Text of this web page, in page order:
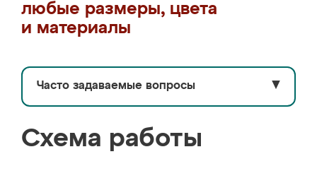
любые размеры, цвета
и материалы
Часто задаваемые вопросы ▼
Схема работы